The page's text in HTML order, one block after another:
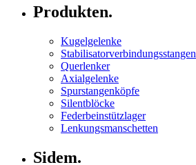
Produkten.
Kugelgelenke
Stabilisatorverbindungsstangen
Querlenker
Axialgelenke
Spurstangenköpfe
Silentblöcke
Federbeinstützlager
Lenkungsmanschetten
Sidem.